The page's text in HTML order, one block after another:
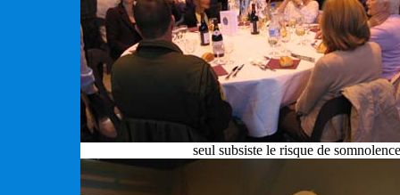
seul subsiste le risque de